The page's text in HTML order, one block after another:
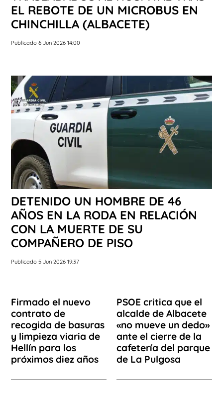
EL REBOTE DE UN MICROBUS EN
CHINCHILLA (ALBACETE)
Publicado 6 Jun 2026 14:00
DETENIDO UN HOMBRE DE 46
AÑOS EN LA RODA EN RELACIÓN
CON LA MUERTE DE SU
COMPAÑERO DE PISO
Publicado 5 Jun 2026 19:37
Firmado el nuevo
contrato de
recogida de basuras
y limpieza viaria de
Hellín para los
próximos diez años
PSOE critica que el
alcalde de Albacete
«no mueve un dedo»
ante el cierre de la
cafetería del parque
de La Pulgosa